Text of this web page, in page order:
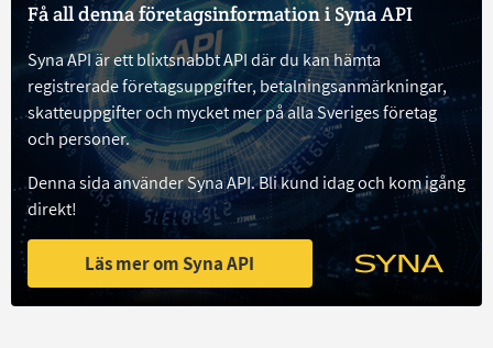
Få all denna företagsinformation i Syna API
Syna API är ett blixtsnabbt API där du kan hämta
registrerade företagsuppgifter, betalningsanmärkningar,
skatteuppgifter och mycket mer på alla Sveriges företag
och personer.
Denna sida använder Syna API. Bli kund idag och kom igång
direkt!
Läs mer om Syna API